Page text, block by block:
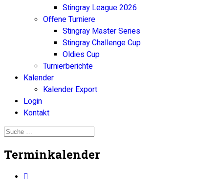
Stingray League 2026
Offene Turniere
Stingray Master Series
Stingray Challenge Cup
Oldies Cup
Turnierberichte
Kalender
Kalender Export
Login
Kontakt
Terminkalender